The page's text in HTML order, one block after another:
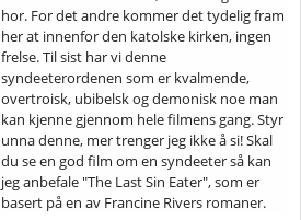
hor. For det andre kommer det tydelig fram
her at innenfor den katolske kirken, ingen
frelse. Til sist har vi denne
syndeeterordenen som er kvalmende,
overtroisk, ubibelsk og demonisk noe man
kan kjenne gjennom hele filmens gang. Styr
unna denne, mer trenger jeg ikke å si! Skal
du se en god film om en syndeeter så kan
jeg anbefale "The Last Sin Eater", som er
basert på en av Francine Rivers romaner.